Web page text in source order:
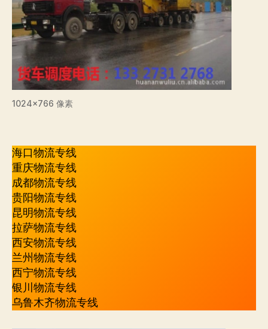
1024×766 像素
海口物流专线
重庆物流专线
成都物流专线
贵阳物流专线
昆明物流专线
拉萨物流专线
西安物流专线
兰州物流专线
西宁物流专线
银川物流专线
乌鲁木齐物流专线